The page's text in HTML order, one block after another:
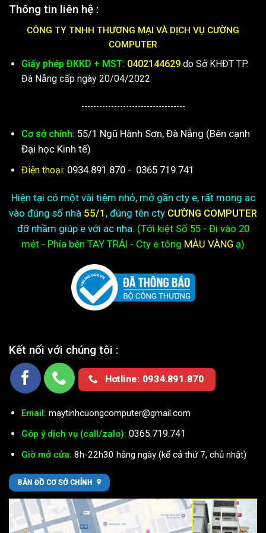
Thông tin liên hệ :
CÔNG TY TNHH THƯƠNG MẠI VÀ DỊCH VỤ CƯỜNG
COMPUTER
Giấy phép ĐKKD + MST: 0402144629do Sở KHĐT TP.
Đà Nẵng cấp ngày 20/04/2022
-----------------------------------
Cơ sở chính: 55/1 Ngũ Hành Sơn, Đà Nẵng (Bên cạnh
Đại học Kinh tế)
Điện thoại: 0934.891.870 - 0365.719.741
Hiện tại có một vài tiệm nhỏ, mở gần cty e, rất mong ac
vào đúng số nhà 55/1 , đúng tên cty CƯỜNG COMPUTER
đỡ nhầm giúp e với ac nha. (Tới kiệtSố 55 - Đi vào 20
mét - Phía bên TAY TRÁI - Cty e tông MÀU VÀNG ạ)
Kết nối với chúng tôi :
Hotline: 0934.891.870
Email: maytinhcuongcomputer@gmail.com
Góp ý dịch vụ (call/zalo): 0365.719.741
Giờ mở cửa: 8h-22h30 hằng ngày (kể cả thứ 7, chủ nhật)
BẢN ĐỒ CƠ SỞ CHÍNH